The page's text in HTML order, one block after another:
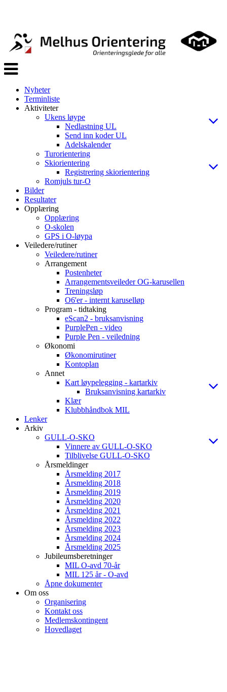
Veksle
navigasjon
Nyheter
Terminliste
Aktiviteter
Ukens løype
Nedlastning UL
Send inn koder UL
Adelskalender
Turorientering
Skiorientering
Registrering skiorientering
Romjuls tur-O
Bilder
Resultater
Opplæring
Opplæring
O-skolen
GPS i O-løypa
Veiledere/rutiner
Veiledere/rutiner
Arrangement
Postenheter
Arrangementsveileder OG-karusellen
Treningsløp
O6'er - internt karuselløp
Program - tidtaking
eScan2 - bruksanvisning
PurplePen - video
Purple Pen - veiledning
Økonomi
Økonomirutiner
Kontoplan
Annet
Kart løypelegging - kartarkiv
Bruksanvisning kartarkiv
Klær
Klubbhåndbok MIL
Lenker
Arkiv
GULL-O-SKO
Vinnere av GULL-O-SKO
Tilblivelse GULL-O-SKO
Årsmeldinger
Årsmelding 2017
Årsmelding 2018
Årsmelding 2019
Årsmelding 2020
Årsmelding 2021
Årsmelding 2022
Årsmelding 2023
Årsmelding 2024
Årsmelding 2025
Jubileumsberetninger
MIL O-avd 70-år
MIL 125 år - O-avd
Åpne dokumenter
Om oss
Organisering
Kontakt oss
Medlemskontingent
Hovedlaget